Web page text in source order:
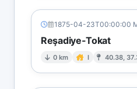
1875-04-23T00:00:00
Reşadiye-Tokat
0 km I 40.38,